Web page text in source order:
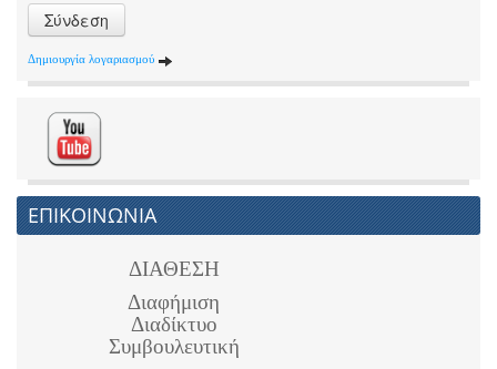
Σύνδεση
Δημιουργία λογαριασμού
ΕΠΙΚΟΙΝΩΝΙΑ
ΔΙΑΘΕΣΗ
Διαφήμιση
Διαδίκτυο
Συμβουλευτική